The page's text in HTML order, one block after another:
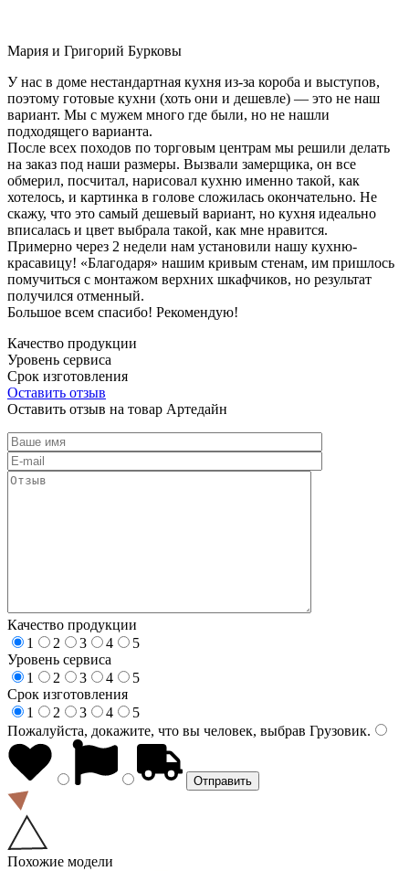
Мария и Григорий Бурковы
У нас в доме нестандартная кухня из-за короба и выступов,
поэтому готовые кухни (хоть они и дешевле) — это не наш
вариант. Мы с мужем много где были, но не нашли
подходящего варианта.
После всех походов по торговым центрам мы решили делать
на заказ под наши размеры. Вызвали замерщика, он все
обмерил, посчитал, нарисовал кухню именно такой, как
хотелось, и картинка в голове сложилась окончательно. Не
скажу, что это самый дешевый вариант, но кухня идеально
вписалась и цвет выбрала такой, как мне нравится.
Примерно через 2 недели нам установили нашу кухню-
красавицу! «Благодаря» нашим кривым стенам, им пришлось
помучиться с монтажом верхних шкафчиков, но результат
получился отменный.
Большое всем спасибо! Рекомендую!
Качество продукции
Уровень сервиса
Срок изготовления
Оставить отзыв
Оставить отзыв на товар Артедайн
Качество продукции
1
2 3 4
5
Уровень сервиса
1
2 3 4
5
Срок изготовления
1
2 3 4
5
Пожалуйста, докажите, что вы человек, выбрав Грузовик.
Похожие модели